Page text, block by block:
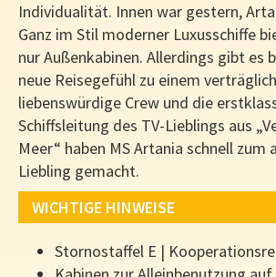
Individualität. Innen war gestern,
Ganz im Stil moderner Luxusschiffe
nur Außenkabinen. Allerdings gibt es
neue Reisegefühl zu einem
liebenswürdige Crew und die
Schiffsleitung des TV-Lieblings aus
Meer“ haben MS Artania schnell zum
Liebling gemacht.
WICHTIGE HINWEISE
Stornostaffel E |